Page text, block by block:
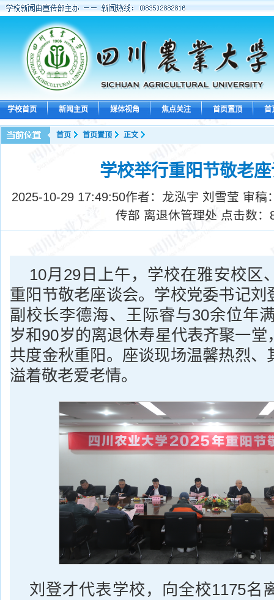
学校首页 新闻主页 媒体视角 焦点关注 首页置顶 首
首页 首页置顶 正文
学校举行重阳节敬老
2025-10-29 17:49:50作者：龙泓宇 刘雪莹 审稿
传部 离退休管理处 点击数：
10月29日上午，学校在雅安校区
重阳节敬老座谈会。学校党委书记刘
副校长李德海、王际睿与30余位年
岁和90岁的离退休寿星代表齐聚一堂
共度金秋重阳。座谈现场温馨热烈、
溢着敬老爱老情。
刘登才代表学校，向全校1175名